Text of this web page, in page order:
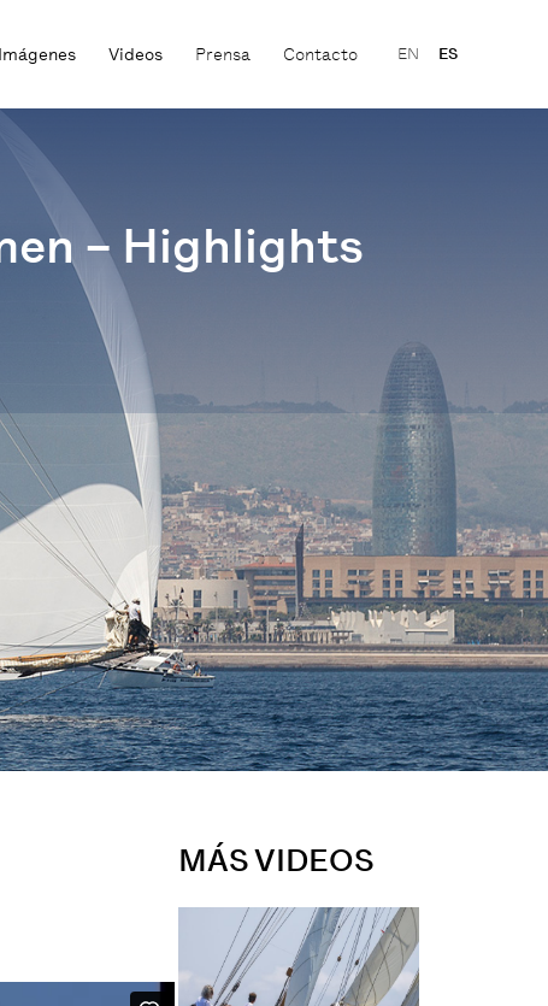
Imágenes Videos Prensa Contacto EN ES
– Highlights
MÁS VIDEOS